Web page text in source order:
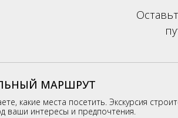
МАРШРУТ
какие места посетить. Экскурсия
ваши интересы и предпочтения.